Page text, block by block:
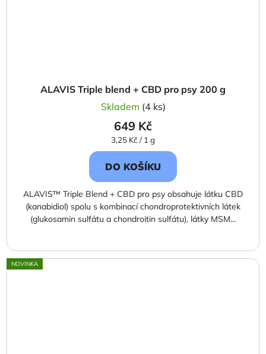
ALAVIS Triple blend + CBD pro psy 200 g
Skladem (4 ks)
649 Kč
Měrná
cena:
3,25 Kč / 1 g
DO KOŠÍKU
ALAVIS™ Triple Blend + CBD pro psy obsahuje látku CBD
(kanabidiol) spolu s kombinací chondroprotek­tivních látek
(glukosamin sulfátu a chondroitin sulfátu), látky MSM...
NOVINKA